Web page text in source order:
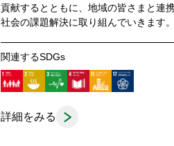
貢献するとともに、地域の皆さまと連携
社会の課題解決に取り組んでいきます。
関連するSDGs
詳細をみる